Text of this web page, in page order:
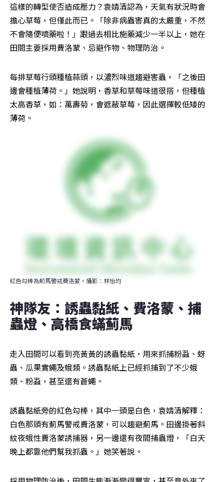
這樣的轉型使否造成壓力？袁婧清認為，天氣有狀況時會
擔心草莓，但僅此而已。「除非病蟲害真的太嚴重，不然
不會隨便噴藥啦！」跟過去相比施藥減少一半以上，她在
田間主要採用費洛蒙、忌避作物、物理防治。
每排草莓行頭種植蒜頭，以濃烈味道趨避害蟲，「之後田
邊會種植薄荷。」她說明，香草和草莓味道很搭，但種植
太高香草，如：萬壽菊，會遮蔽草莓，因此選擇較低矮的
薄荷。
紅色勾棒為薊馬警戒費洛蒙。攝影：林怡均
神隊友：誘蟲黏紙、費洛蒙、捕
蟲燈、高橋食蟎薊馬
走入田間可以看到亮黃黃的誘蟲黏紙，用來抓捕粉蝨、蚜
蟲、瓜果實蠅及蛾類。誘蟲黏紙上已經抓捕到了不少蛾
類、粉蝨，甚至還有蒼蠅。
誘蟲黏紙旁的紅色勾棒，其中一頭是白色，袁婧清解釋：
白色那頭有薊馬警戒費洛蒙，可以趨避薊馬。田邊掛著斜
紋夜蛾性費洛蒙誘捕器，另一邊還有夜間捕蟲燈，「白天
晚上都靠他們幫我抓蟲。」她笑著說。